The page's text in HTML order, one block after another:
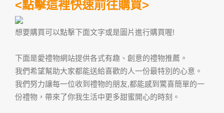
<點擊這裡快速前往購買>
想要購買可以點擊下面文字或是圖片進行購買喔!
下面是愛禮物網站提供各式有趣、創意的禮物推薦。
我們希望幫助大家都能送給喜歡的人一份最特別的心意。
我們努力讓每一位收到禮物的朋友,都能感到驚喜簡單的一
份禮物，帶來了你我生活中更多甜蜜開心的時刻。